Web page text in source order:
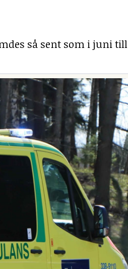
så sent som i juni till